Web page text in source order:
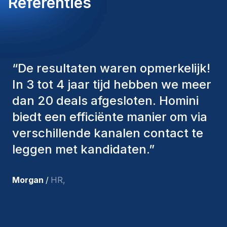
“De consultants van Homini
hebben altijd verschillende
factoren in overweging genomen
om ons de juiste kandidaten aan te
bieden. De mensen die we hebben
aangenomen, zijn nog steeds bij
tevreden met de recente